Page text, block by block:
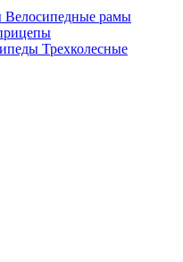
Велосипедные рамы
Трехколесные